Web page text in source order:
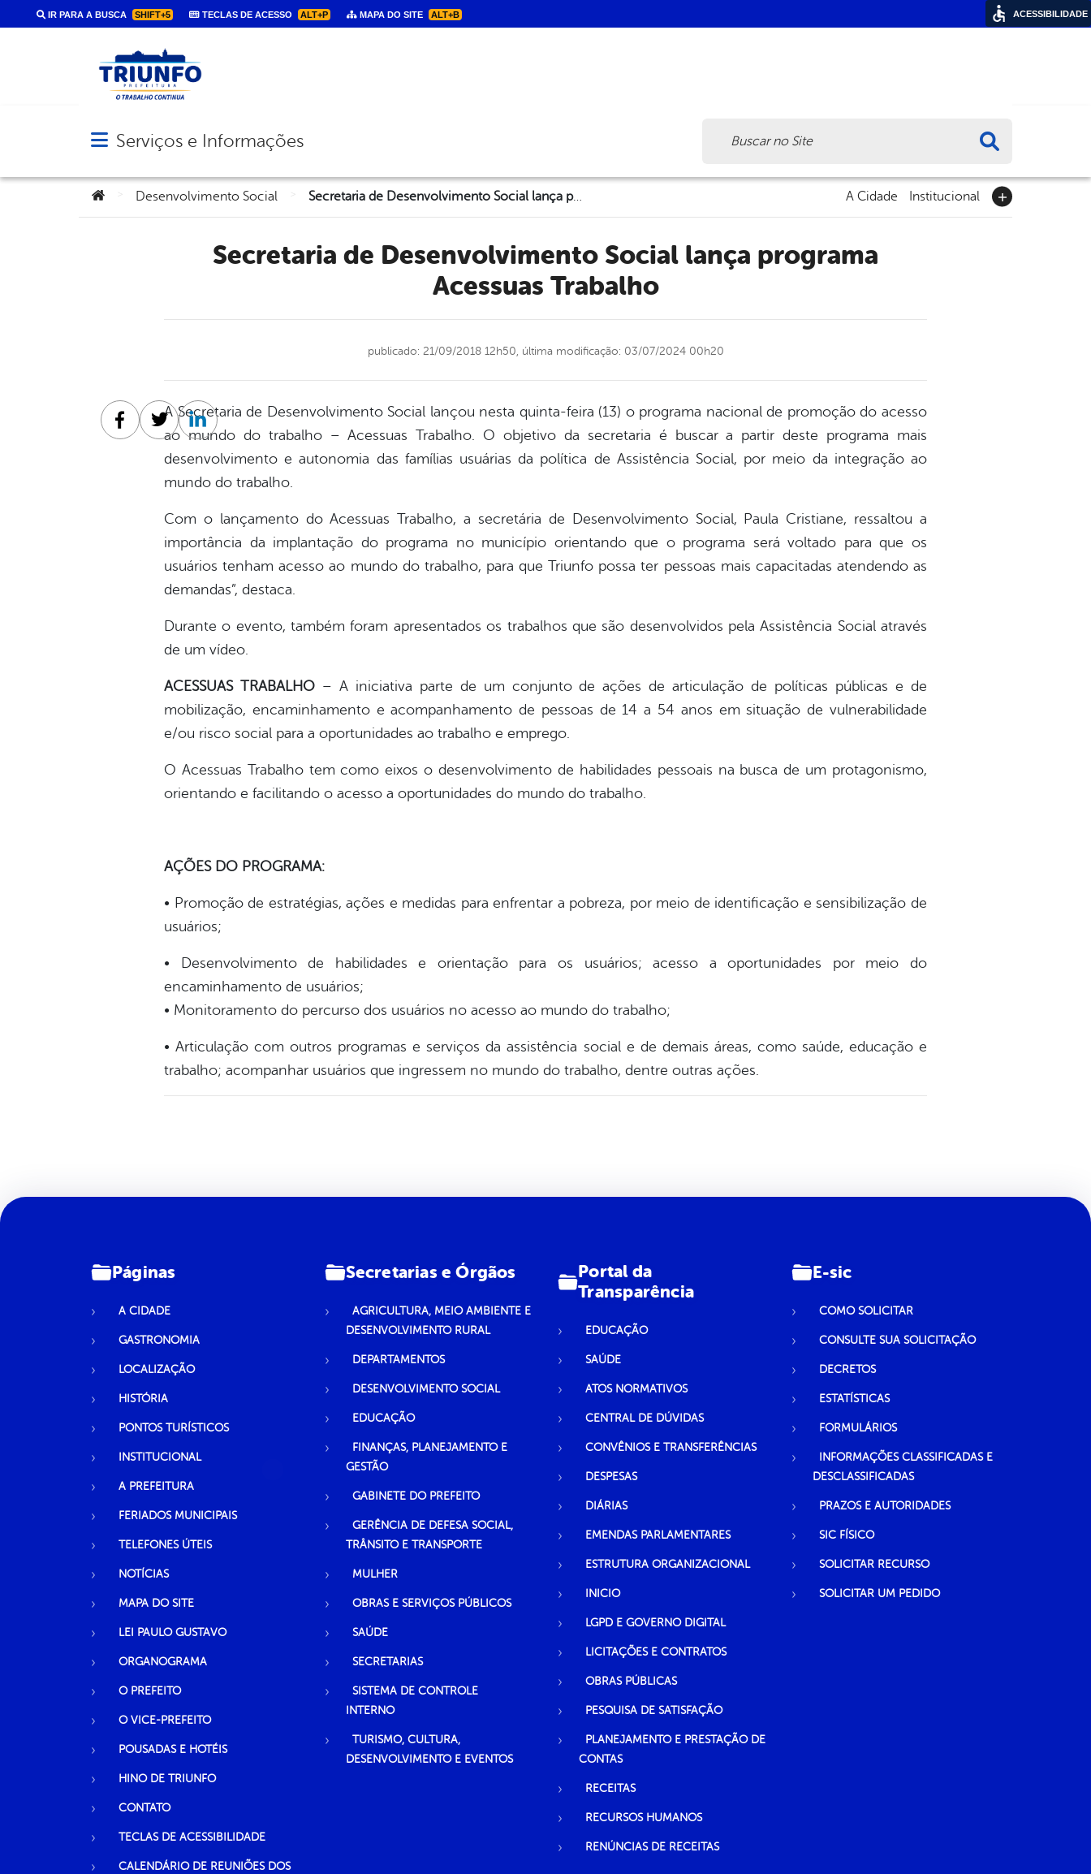
IR PARA A BUSCA SHIFT+5 TECLAS DE ACESSO ALT+P MAPA DO SITE ALT+B
Abrir menu principal de navegação
Serviços e Informações
Você está aqui:Desenvolvimento Social Secretaria de Desenvolvimento Social lança programa Acessuas Trabalho A Cidade Institucional
Secretaria de Desenvolvimento Social lança programa
Acessuas Trabalho
publicado: 21/09/2018 12h50, última modificação: 03/07/2024 00h20
A Secretaria de Desenvolvimento Social lançou nesta quinta-feira (13) o programa nacional de promoção do acesso
ao mundo do trabalho – Acessuas Trabalho. O objetivo da secretaria é buscar a partir deste programa mais
desenvolvimento e autonomia das famílias usuárias da política de Assistência Social, por meio da integração ao
mundo do trabalho.
Com o lançamento do Acessuas Trabalho, a secretária de Desenvolvimento Social, Paula Cristiane, ressaltou a
importância da implantação do programa no município orientando que o programa será voltado para que os
usuários tenham acesso ao mundo do trabalho, para que Triunfo possa ter pessoas mais capacitadas atendendo as
demandas”, destaca.
Durante o evento, também foram apresentados os trabalhos que são desenvolvidos pela Assistência Social através
de um vídeo.
ACESSUAS TRABALHO – A iniciativa parte de um conjunto de ações de articulação de políticas públicas e de
mobilização, encaminhamento e acompanhamento de pessoas de 14 a 54 anos em situação de vulnerabilidade
e/ou risco social para a oportunidades ao trabalho e emprego.
O Acessuas Trabalho tem como eixos o desenvolvimento de habilidades pessoais na busca de um protagonismo,
orientando e facilitando o acesso a oportunidades do mundo do trabalho.
AÇÕES DO PROGRAMA:
• Promoção de estratégias, ações e medidas para enfrentar a pobreza, por meio de identificação e sensibilização de
usuários;
• Desenvolvimento de habilidades e orientação para os usuários; acesso a oportunidades por meio do
encaminhamento de usuários;
• Monitoramento do percurso dos usuários no acesso ao mundo do trabalho;
• Articulação com outros programas e serviços da assistência social e de demais áreas, como saúde, educação e
trabalho; acompanhar usuários que ingressem no mundo do trabalho, dentre outras ações.
Facebook
TwitterLinkedin
Páginas
A CIDADE
GASTRONOMIA
LOCALIZAÇÃO
HISTÓRIA
PONTOS TURÍSTICOS
INSTITUCIONAL
A PREFEITURA
FERIADOS MUNICIPAIS
TELEFONES ÚTEIS
NOTÍCIAS
MAPA DO SITE
LEI PAULO GUSTAVO
ORGANOGRAMA
O PREFEITO
O VICE-PREFEITO
POUSADAS E HOTÉIS
HINO DE TRIUNFO
CONTATO
TECLAS DE ACESSIBILIDADE
CALENDÁRIO DE REUNIÕES DOS
Secretarias e Órgãos
AGRICULTURA, MEIO AMBIENTE E
DESENVOLVIMENTO RURAL
DEPARTAMENTOS
DESENVOLVIMENTO SOCIAL
EDUCAÇÃO
FINANÇAS, PLANEJAMENTO E
GESTÃO
GABINETE DO PREFEITO
GERÊNCIA DE DEFESA SOCIAL,
TRÂNSITO E TRANSPORTE
MULHER
OBRAS E SERVIÇOS PÚBLICOS
SAÚDE
SECRETARIAS
SISTEMA DE CONTROLE
INTERNO
TURISMO, CULTURA,
DESENVOLVIMENTO E EVENTOS
Portal da
Transparência
EDUCAÇÃO
SAÚDE
ATOS NORMATIVOS
CENTRAL DE DÚVIDAS
CONVÊNIOS E TRANSFERÊNCIAS
DESPESAS
DIÁRIAS
EMENDAS PARLAMENTARES
ESTRUTURA ORGANIZACIONAL
INICIO
LGPD E GOVERNO DIGITAL
LICITAÇÕES E CONTRATOS
OBRAS PÚBLICAS
PESQUISA DE SATISFAÇÃO
PLANEJAMENTO E PRESTAÇÃO DE
CONTAS
RECEITAS
RECURSOS HUMANOS
RENÚNCIAS DE RECEITAS
E-sic
COMO SOLICITAR
CONSULTE SUA SOLICITAÇÃO
DECRETOS
ESTATÍSTICAS
FORMULÁRIOS
INFORMAÇÕES CLASSIFICADAS E
DESCLASSIFICADAS
PRAZOS E AUTORIDADES
SIC FÍSICO
SOLICITAR RECURSO
SOLICITAR UM PEDIDO
ACESSIBILIDADE